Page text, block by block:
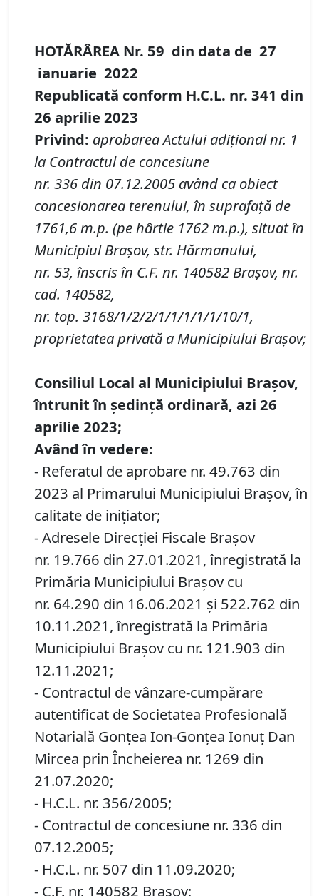
HOTĂRÂREA Nr. 59 din data de 27
ianuarie 2022
Republicată conform H.C.L. nr. 341 din
26 aprilie 2023
Privind: aprobarea Actului adiţionalnr. 1
la Contractul de concesiune
nr. 336 din 07.12.2005 având ca obiect
concesionarea terenului, în suprafață de
1761,6m.p. (pe hârtie 1762 m.p.), situatîn
MunicipiulBrașov, str. Hărmanului,
nr. 53, înscris în C.F. nr. 140582 Brașov, nr.
cad. 140582,
nr. top. 3168/1/2/2/1/1/1/1/1/10/1,
proprietatea privată a Municipiului Brașov;
Consiliul Local al Municipiului Brașov,
întrunit în ședință ordinară, azi 26
aprilie 2023;
Având în vedere:
- Referatul de aprobare nr. 49.763 din
2023 al Primarului Municipiului Brașov, în
calitate de inițiator;
- Adresele Direcției Fiscale Brașov
nr. 19.766 din 27.01.2021, înregistrată la
Primăria Municipiului Brașov cu
nr. 64.290 din 16.06.2021 și 522.762 din
10.11.2021, înregistrată la Primăria
Municipiului Brașov cu nr. 121.903 din
12.11.2021;
- Contractul de vânzare-cumpărare
autentificat de Societatea Profesională
Notarială Gonțea Ion-Gonțea Ionuț Dan
Mircea prin Încheierea nr. 1269 din
21.07.2020;
- H.C.L. nr. 356/2005;
- Contractul de concesiune nr. 336 din
07.12.2005;
- H.C.L. nr. 507 din 11.09.2020;
- C.F. nr. 140582 Brașov;